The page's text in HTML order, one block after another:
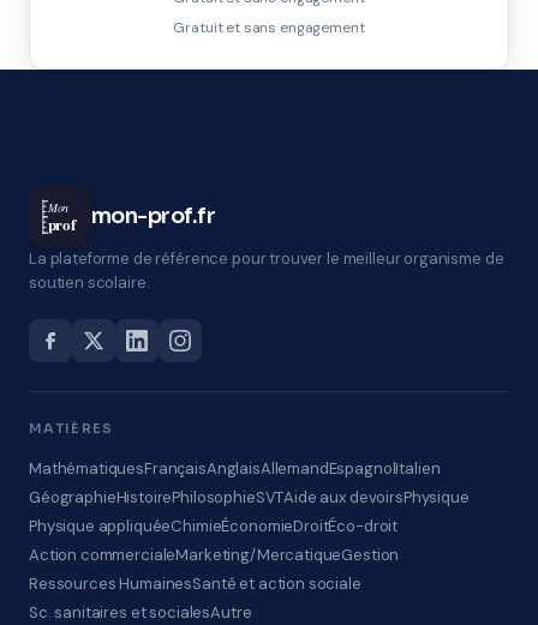
Gratuit et sans engagement
Mon
prof mon-prof.fr
La plateforme de référence pour trouver le meilleur organisme de
soutien scolaire.
MATIÈRES
MathématiquesFrançaisAnglaisAllemandEspagnolItalien
GéographieHistoirePhilosophieSVTAide aux devoirsPhysique
Physique appliquéeChimieÉconomieDroitÉco-droit
Action commercialeMarketing/MercatiqueGestion
Ressources HumainesSanté et action sociale
Sc. sanitaires et socialesAutre